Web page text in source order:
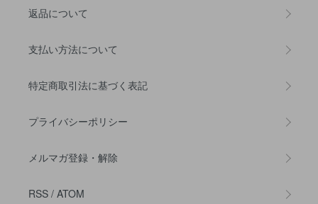
返品について
支払い方法について
特定商取引法に基づく表記
プライバシーポリシー
メルマガ登録・解除
RSS / ATOM